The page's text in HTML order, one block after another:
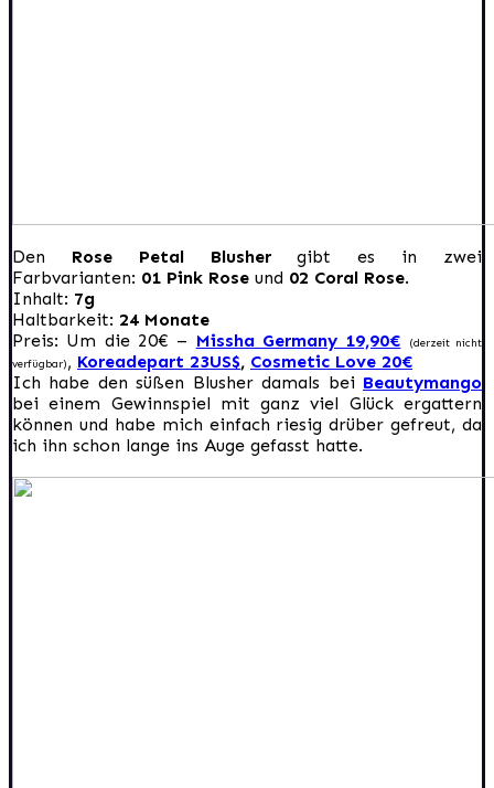
Den Rose Petal Blushergibt es in zwei
Farbvarianten: 01 Pink Rose und 02 Coral Rose.
Inhalt: 7g
Haltbarkeit: 24 Monate
Preis: Um die 20€ – Missha Germany 19,90€
(derzeit nicht
verfügbar), Koreadepart 23US$, Cosmetic Love 20€
Ich habe den süßen Blusher damals bei Beautymango
bei einem Gewinnspiel mit ganz viel Glück ergattern
können und habe mich einfach riesig drüber gefreut, da
ich ihn schon lange ins Auge gefasst hatte.